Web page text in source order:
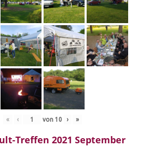
« ‹ von 10 › »
Treffen 2021 September